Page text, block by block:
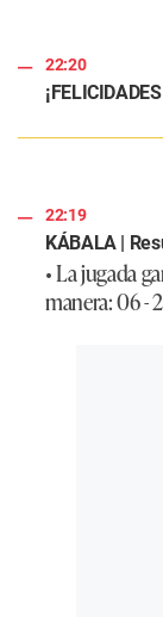
22:20
22:19
KÁBALA |
• La jugada
manera:06 -